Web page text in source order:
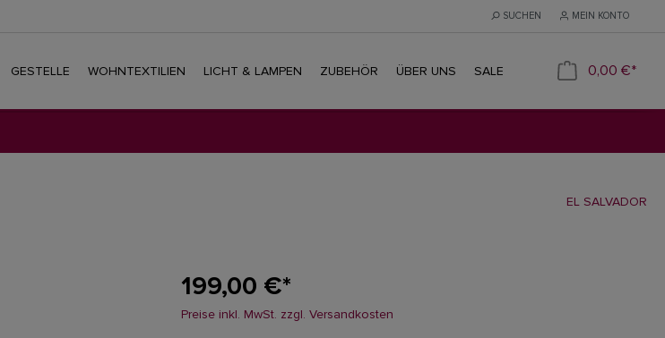
SUCHEN MEIN KONTO
GESTELLE WOHNTEXTILIEN LICHT & LAMPEN ZUBEHÖR ÜBER UNS SALE 0,00 €*
EL SALVADOR
199,00 €*
Preise inkl. MwSt. zzgl. Versandkosten